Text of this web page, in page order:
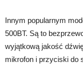
Innym popularnym
500BT. Są to
wyjątkową jakość
mikrofon i przyciski do